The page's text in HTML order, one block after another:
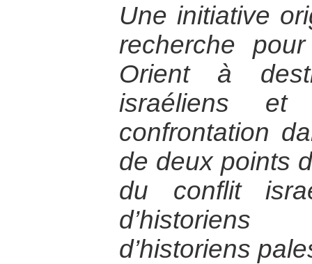
Une initiative
recherche
Orient à
israéliens
confrontation
de deux points
du conflit
d’historiens